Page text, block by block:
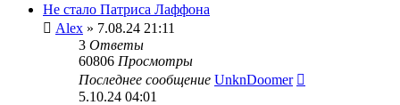
Не стало Патриса Лаффона
Alex » 7.08.24 21:11
3 Ответы
60806 Просмотры
Последнее сообщение UnknDoomer
5.10.24 04:01